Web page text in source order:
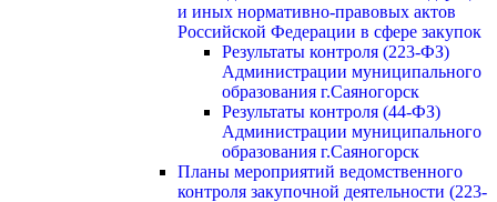
и иных нормативно-правовых актов
Российской Федерации в сфере закупок
Результаты контроля (223-ФЗ)
Администрации муниципального
образования г.Саяногорск
Результаты контроля (44-ФЗ)
Администрации муниципального
образования г.Саяногорск
Планы мероприятий ведомственного
контроля закупочной деятельности (223-